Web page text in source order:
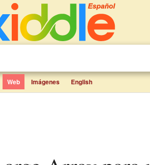
Web Imágenes English